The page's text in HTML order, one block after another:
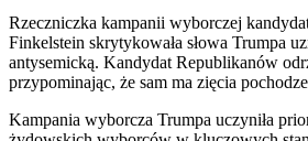
Rzeczniczka kampanii wyborczej
Finkelstein skrytykowała słowa Trumpa
antysemicką. Kandydat Republikanów
przypominając, że sam ma zięcia
Kampania wyborcza Trumpa uczyniła